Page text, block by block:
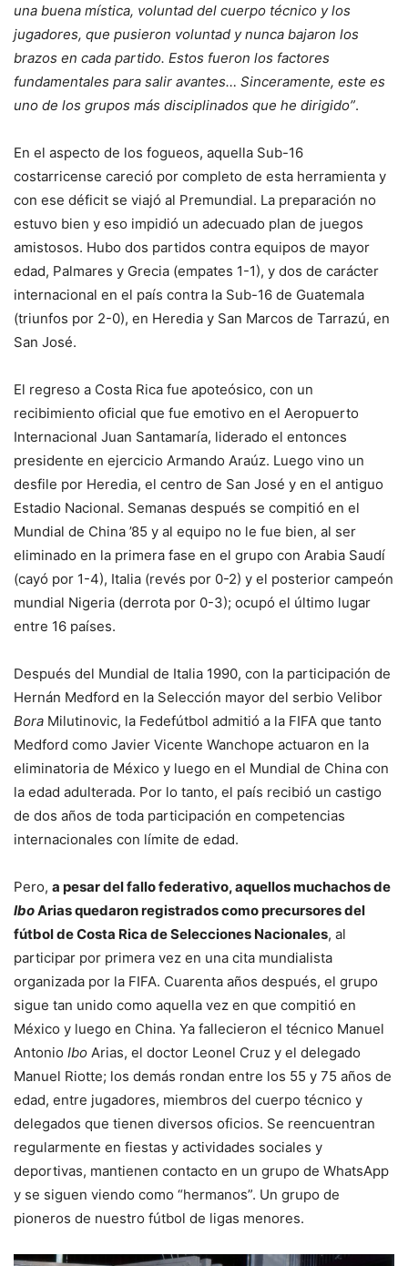
una buena mística, voluntad del cuerpo técnico y los
jugadores, que pusieron voluntad y nunca bajaron los
brazos en cada partido. Estos fueron los factores
fundamentales para salir avantes… Sinceramente, este es
uno de los grupos más disciplinados que he dirigido”.
En el aspecto de los fogueos, aquella Sub-16
costarricense careció por completo de esta herramienta y
con ese déficit se viajó al Premundial. La preparación no
estuvo bien y eso impidió un adecuado plan de juegos
amistosos. Hubo dos partidos contra equipos de mayor
edad, Palmares y Grecia (empates 1-1), y dos de carácter
internacional en el país contra la Sub-16 de Guatemala
(triunfos por 2-0), en Heredia y San Marcos de Tarrazú, en
San José.
El regreso a Costa Rica fue apoteósico, con un
recibimiento oficial que fue emotivo en el Aeropuerto
Internacional Juan Santamaría, liderado el entonces
presidente en ejercicio Armando Araúz. Luego vino un
desfile por Heredia, el centro de San José y en el antiguo
Estadio Nacional. Semanas después se compitió en el
Mundial de China ’85 y al equipo no le fue bien, al ser
eliminado en la primera fase en el grupo con Arabia Saudí
(cayó por 1-4), Italia (revés por 0-2) y el posterior campeón
mundial Nigeria (derrota por 0-3); ocupó el último lugar
entre 16 países.
Después del Mundial de Italia 1990, con la participación de
Hernán Medford en la Selección mayor del serbio Velibor
Bora Milutinovic, la Fedefútbol admitió a la FIFA que tanto
Medford como Javier Vicente Wanchope actuaron en la
eliminatoria de México y luego en el Mundial de China con
la edad adulterada. Por lo tanto, el país recibió un castigo
de dos años de toda participación en competencias
internacionales con límite de edad.
Pero, a pesar del fallo federativo, aquellos muchachos de
IboArias quedaron registrados como precursores del
fútbol de Costa Rica de Selecciones Nacionales, al
participar por primera vez en una cita mundialista
organizada por la FIFA. Cuarenta años después, el grupo
sigue tan unido como aquella vez en que compitió en
México y luego en China. Ya fallecieron el técnico Manuel
Antonio Ibo Arias, el doctor Leonel Cruz y el delegado
Manuel Riotte; los demás rondan entre los 55 y 75 años de
edad, entre jugadores, miembros del cuerpo técnico y
delegados que tienen diversos oficios. Se reencuentran
regularmente en fiestas y actividades sociales y
deportivas, mantienen contacto en un grupo de WhatsApp
y se siguen viendo como “hermanos”. Un grupo de
pioneros de nuestro fútbol de ligas menores.